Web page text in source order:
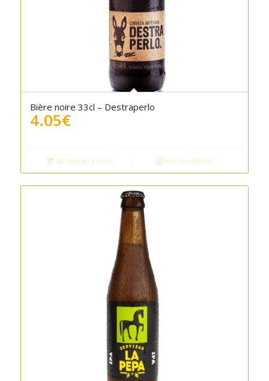
Bière noire 33cl – Destraperlo
4.05€
Ajouter au panier Voir les détails